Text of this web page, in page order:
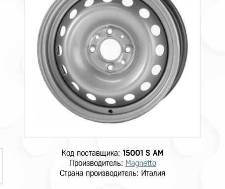
Код поставщика: 15001 S AM
Производитель: Magnetto
Страна производитель: Италия